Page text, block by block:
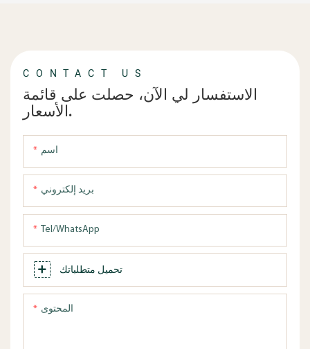
CONTACT US
الاستفسار لي الآن، حصلت على قائمة
الأسعار.
اسم
بريد إلكتروني
Tel/WhatsApp
تحميل متطلباتك
المحتوى